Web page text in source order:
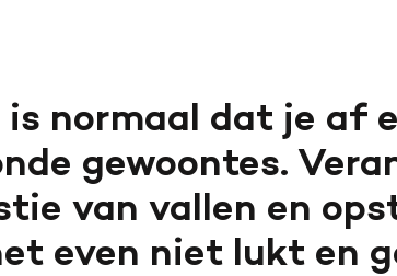
is normaal dat je af
gewoontes.
van vallen en
even niet lukt en